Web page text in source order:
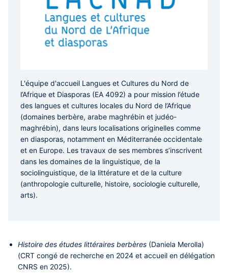
L'équipe d'accueil Langues et Cultures du Nord de
l’Afrique et Diasporas (EA 4092) a pour mission l’étude
des langues et cultures locales du Nord de l’Afrique
(domaines berbère, arabe maghrébin et judéo-
maghrébin), dans leurs localisations originelles comme
en diasporas, notamment en Méditerranée occidentale
et en Europe. Les travaux de ses membres s’inscrivent
dans les domaines de la linguistique, de la
sociolinguistique, de la littérature et de la culture
(anthropologie culturelle, histoire, sociologie culturelle,
arts).
Histoire des études littéraires berbères (Daniela Merolla)
(CRT congé de recherche en 2024 et accueil en délégation
CNRS en 2025).